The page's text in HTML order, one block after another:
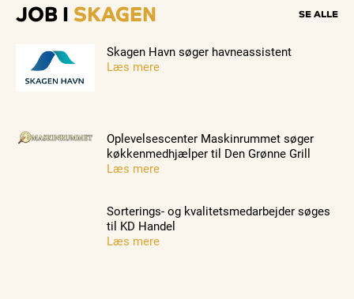
JOB I SKAGEN SE ALLE
Skagen Havn søger havneassistent
Læs mere
Oplevelsescenter Maskinrummet søger
køkkenmedhjælper til Den Grønne Grill
Læs mere
Sorterings- og kvalitetsmedarbejder søges
til KD Handel
Læs mere